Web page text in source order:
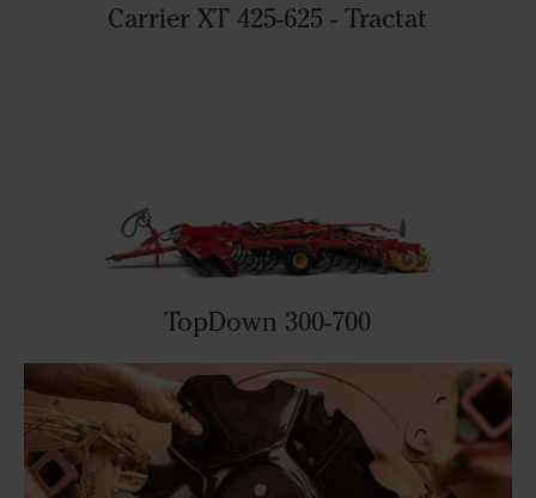
Carrier XT 425-625 - Tractat
TopDown 300-700